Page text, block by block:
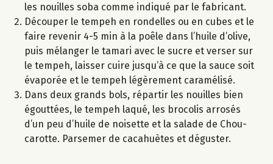
les nouilles soba comme indiqué par le fabricant.
Découper le tempeh en rondelles ou en cubes et le
faire revenir 4-5 min à la poêle dans l’huile d’olive,
puis mélanger le tamari avec le sucre et verser sur
le tempeh, laisser cuire jusqu’à ce que la sauce soit
évaporée et le tempeh légèrement caramélisé.
Dans deux grands bols, répartir les nouilles bien
égouttées, le tempeh laqué, les brocolis arrosés
d’un peu d’huile de noisette et la salade de Chou-
carotte. Parsemer de cacahuètes et déguster.